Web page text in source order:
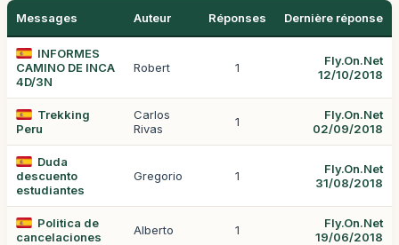
Messages Auteur Réponses Dernière réponse
INFORMES
CAMINO DE INCA
4D/3N
Robert 1
Fly.On.Net
12/10/2018
Trekking
Peru
Carlos
Rivas
1
Fly.On.Net
02/09/2018
Duda
descuento
estudiantes
Gregorio 1
Fly.On.Net
31/08/2018
Politica de
cancelaciones
Alberto 1
Fly.On.Net
19/06/2018